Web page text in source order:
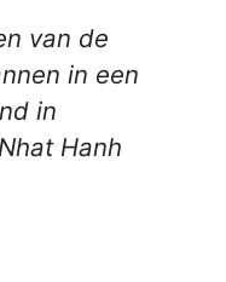
van de
in een
in
Hanh